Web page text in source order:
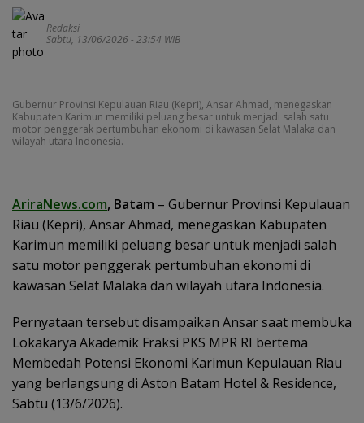
Redaksi
Sabtu, 13/06/2026 - 23:54 WIB
Gubernur Provinsi Kepulauan Riau (Kepri), Ansar Ahmad, menegaskan
Kabupaten Karimun memiliki peluang besar untuk menjadi salah satu
motor penggerak pertumbuhan ekonomi di kawasan Selat Malaka dan
wilayah utara Indonesia.
AriraNews.com, Batam – Gubernur Provinsi Kepulauan
Riau (Kepri), Ansar Ahmad, menegaskan Kabupaten
Karimun memiliki peluang besar untuk menjadi salah
satu motor penggerak pertumbuhan ekonomi di
kawasan Selat Malaka dan wilayah utara Indonesia.
Pernyataan tersebut disampaikan Ansar saat membuka
Lokakarya Akademik Fraksi PKS MPR RI bertema
Membedah Potensi Ekonomi Karimun Kepulauan Riau
yang berlangsung di Aston Batam Hotel & Residence,
Sabtu (13/6/2026).